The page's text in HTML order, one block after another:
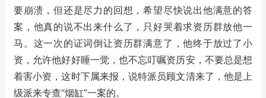
要崩溃，但还是尽力的回想，希望尽快说出他满意的答
案，他真的说不出来什么了，只好哭着求资历群放他一
马。这一次的证词倒让资历群满意了，他终于放过了小
资，允许他好好睡一觉，也不忘叮嘱资历安，不要总是想
着害小资，这时下属来报，说特派员顾文清来了，他是上
级派来专查“烟缸”一案的。